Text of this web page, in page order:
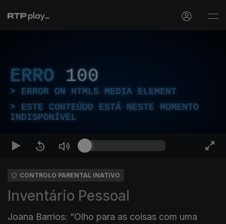
ERRO 100
ERROR ON HTML5 MEDIA ELEMENT
ESTE CONTEÚDO ESTÁ NESTE MOMENTO
INDISPONÍVEL
CONTROLO PARENTAL INATIVO
Inventário Pessoal
Joana Barrios: “Olho para as coisas com uma